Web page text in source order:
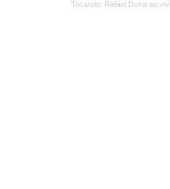
Tocando: Rafael Dutra ao